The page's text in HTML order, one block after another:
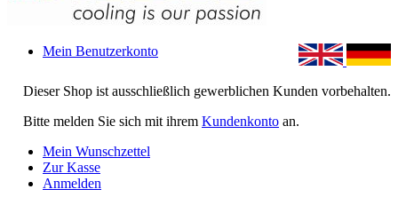
Dieser Shop ist ausschließlich gewerblichen Kunden vorbehalten.
Bitte melden Sie sich mit ihrem Kundenkonto an.
Mein Benutzerkonto
Mein Wunschzettel
Zur Kasse
Anmelden